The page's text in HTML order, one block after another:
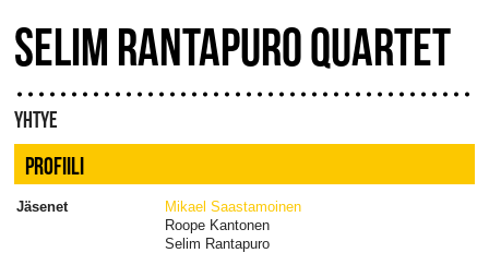
SELIM RANTAPURO QUARTET
YHTYE
PROFIILI
Jäsenet
Mikael Saastamoinen
Roope Kantonen
Selim Rantapuro